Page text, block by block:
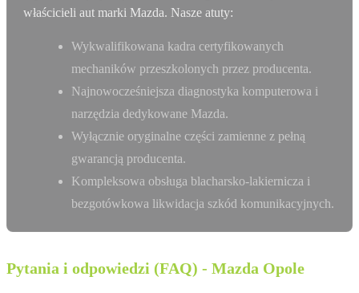
właścicieli aut marki Mazda. Nasze atuty:
Wykwalifikowana kadra certyfikowanych
mechaników przeszkolonych przez producenta.
Najnowocześniejsza diagnostyka komputerowa i
narzędzia dedykowane Mazda.
Wyłącznie oryginalne części zamienne z pełną
gwarancją producenta.
Kompleksowa obsługa blacharsko-lakiernicza i
bezgotówkowa likwidacja szkód komunikacyjnych.
Pytania i odpowiedzi (FAQ) - Mazda Opole